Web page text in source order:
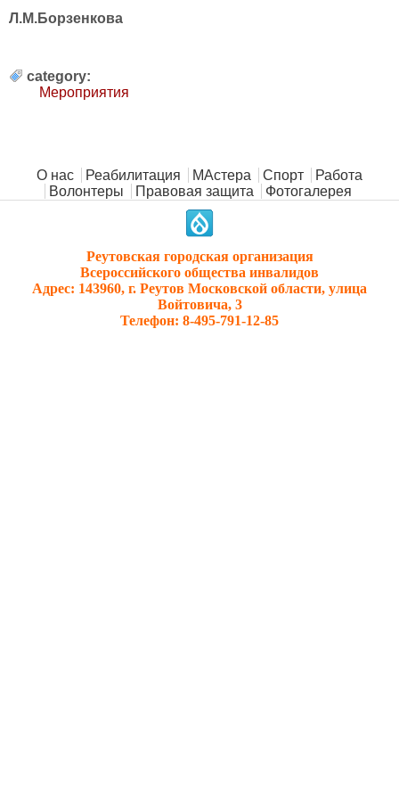
Л.М.Борзенкова
category:
Мероприятия
Главное меню
О нас Реабилитация МАстера Спорт
Работа
Волонтеры
Правовая защита Фотогалерея
.
Реутовская городская организация
Всероссийского общества инвалидов
Адрес: 143960, г. Реутов Московской области, улица
Войтовича, 3
Телефон: 8-495-791-12-85